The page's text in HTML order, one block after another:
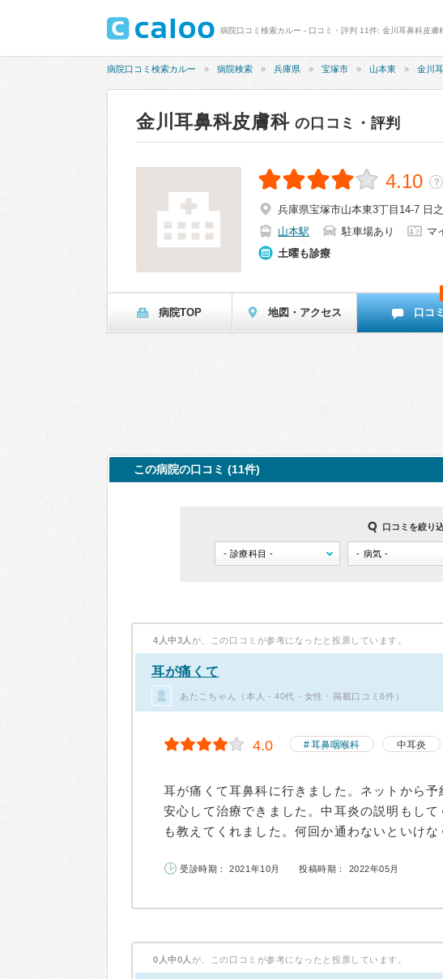
病院口コミ検索カルー - 口コミ・評判 11件: 金川耳鼻科皮膚
病院口コミ検索カルー 病院検索 兵庫県 宝塚市 山本東 金川
金川耳鼻科皮膚科 の口コミ・評判
4.10 ？
兵庫県宝塚市山本東3丁目14-7 日
山本駅
駐車場あり マ
土曜も診療
病院TOP 地図・アクセス 口コミ
この病院の口コミ (11件)
口コミを絞り
4人中3人 が、この口コミが参考になったと投票しています。
耳が痛くて
あたこちゃん（本人・40代・女性・掲載口コミ6件）
4.0 耳鼻咽喉科 中耳炎
耳が痛くて耳鼻科に行きました。ネットから
安心して治療できました。中耳炎の説明もし
も教えてくれました。何回か通わないといけ
受診時期： 2021年10月 投稿時期： 2022年05月
0人中0人 が、この口コミが参考になったと投票しています。